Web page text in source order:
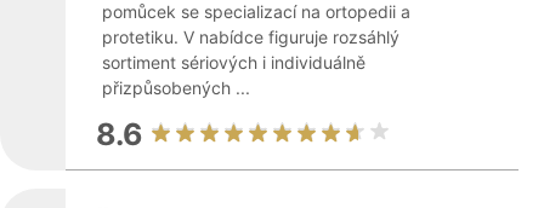
pomůcek se specializací na ortopedii a
protetiku. V nabídce figuruje rozsáhlý
sortiment sériových i individuálně
přizpůsobených ...
8.6